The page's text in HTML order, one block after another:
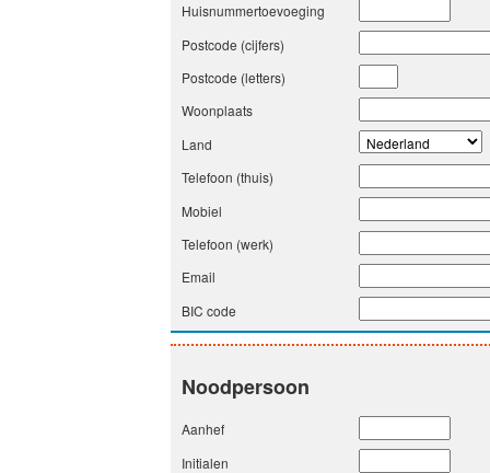
Huisnummertoevoeging
Postcode (cijfers)
Postcode (letters)
Woonplaats
Land
Telefoon (thuis)
Mobiel
Telefoon (werk)
Email
BIC code
Noodpersoon
Aanhef
Initialen